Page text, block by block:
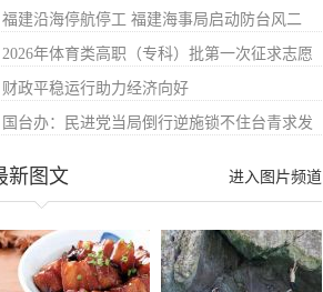
福建沿海停航停工 福建海事局启动防台风二
2026年体育类高职（专科）批第一次征求志愿
财政平稳运行助力经济向好
国台办：民进党当局倒行逆施锁不住台青求发
进入图片频道
新图文